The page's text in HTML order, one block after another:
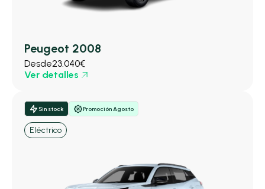
Peugeot 2008
Desde23.040€
Ver detalles
Sin stock Promoción Agosto
Eléctrico